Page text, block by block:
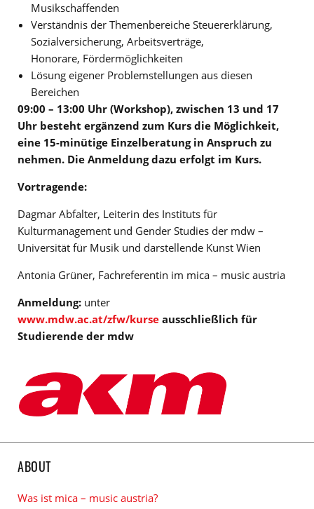
Musikschaffenden
Verständnis der Themenbereiche Steuererklärung,
Sozialversicherung, Arbeitsverträge,
Honorare, Fördermöglichkeiten
Lösung eigener Problemstellungen aus diesen
Bereichen
09:00 – 13:00 Uhr (Workshop), zwischen 13 und 17
Uhr besteht ergänzend zum Kurs die Möglichkeit,
eine 15-minütige Einzelberatung in Anspruch zu
nehmen. Die Anmeldung dazu erfolgt im Kurs.
Vortragende:
Dagmar Abfalter, Leiterin des Instituts für
Kulturmanagement und Gender Studies der mdw –
Universität für Musik und darstellende Kunst Wien
Antonia Grüner, Fachreferentin im mica – music austria
Anmeldung: unter
www.mdw.ac.at/zfw/kurse ausschließlich für
Studierende der mdw
ABOUT
Was ist mica – music austria?